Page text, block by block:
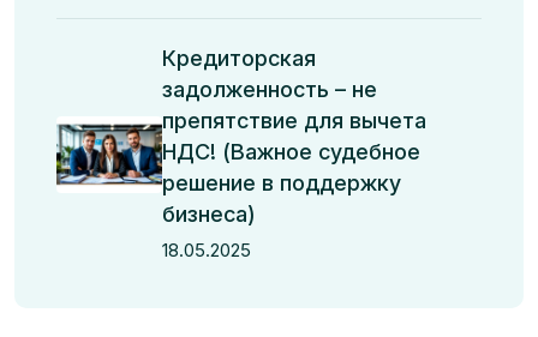
Кредиторская
задолженность – не
препятствие для вычета
НДС! (Важное судебное
решение в поддержку
бизнеса)
18.05.2025